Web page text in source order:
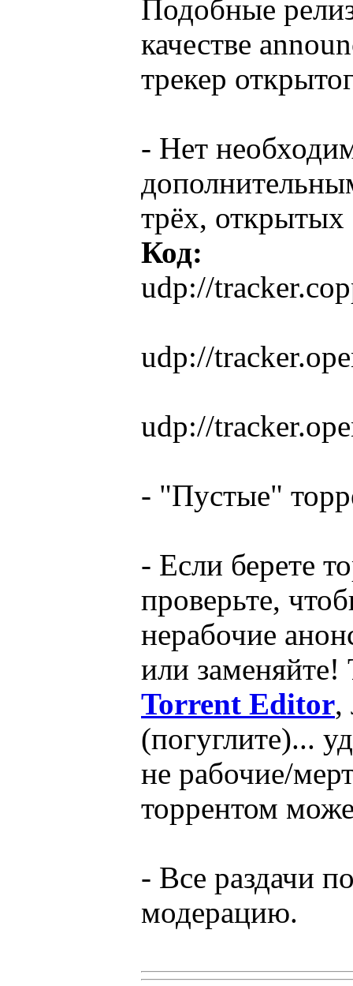
Подобные
качестве
трекер
- Нет
трёх, открытых
Код:
udp://
udp://
udp://
- "Пустые"
- Если берете
проверьте,
нерабочие
или заменяйте!
Torrent Editor,
(погуглите)...
не рабочие/
торрентом
- Все раздачи
модерацию.